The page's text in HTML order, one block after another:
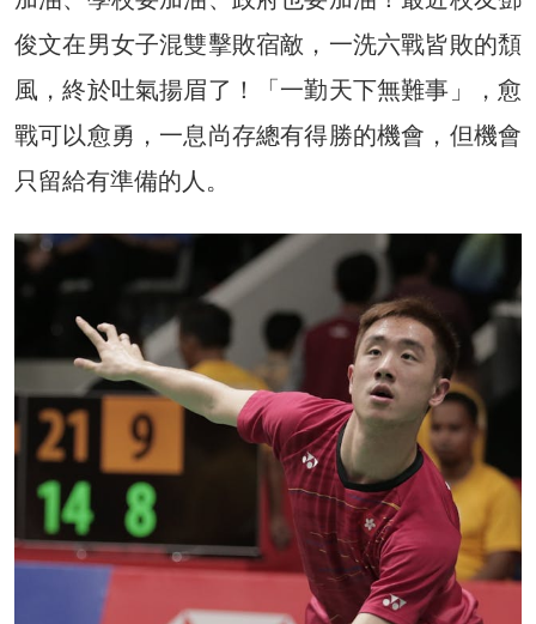
俊文在男女子混雙擊敗宿敵，一洗六戰皆敗的頹
風，終於吐氣揚眉了！「一勤天下無難事」，愈
戰可以愈勇，一息尚存總有得勝的機會，但機會
只留給有準備的人。